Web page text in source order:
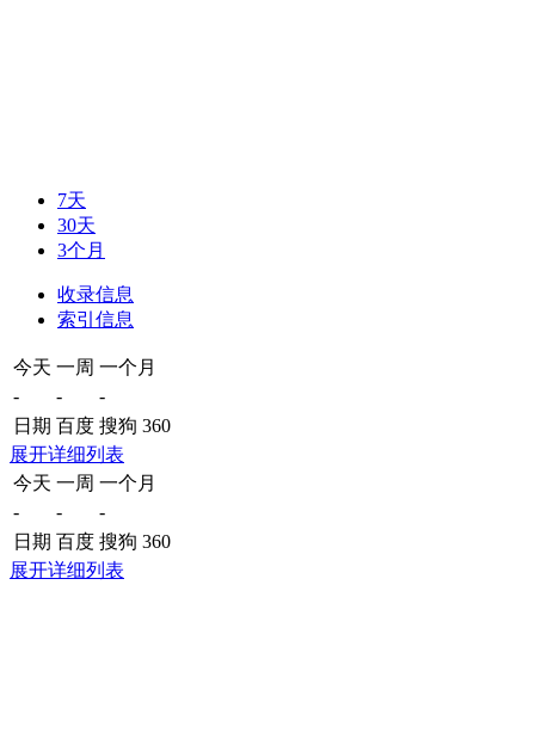
7天
30天
3个月
收录信息
索引信息
今天 一周 一个月
-
-
-
日期 百度 搜狗 360
展开详细列表
今天 一周 一个月
-
-
-
日期 百度 搜狗 360
展开详细列表